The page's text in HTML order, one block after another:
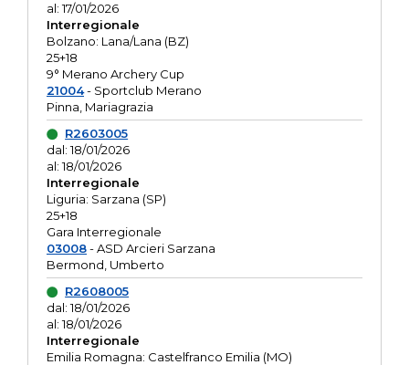
al: 17/01/2026
Interregionale
Bolzano: Lana/Lana (BZ)
25+18
9° Merano Archery Cup
21004- Sportclub Merano
Pinna, Mariagrazia
R2603005
dal: 18/01/2026
al: 18/01/2026
Interregionale
Liguria: Sarzana (SP)
25+18
Gara Interregionale
03008- ASD Arcieri Sarzana
Bermond, Umberto
R2608005
dal: 18/01/2026
al: 18/01/2026
Interregionale
Emilia Romagna: Castelfranco Emilia (MO)